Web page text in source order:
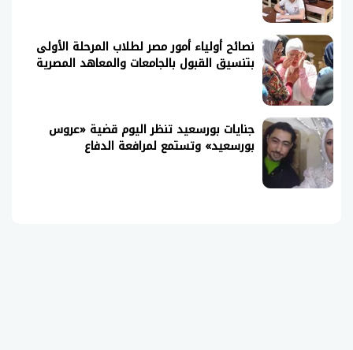
نصائح أولياء أمور مصر لطلاب المرحلة الأولى
بتنسيق القبول بالجامعات والمعاهد المصرية
جنايات بورسعيد تنظر اليوم قضية «عروس
بورسعيد» وتستمع لمرافعة الدفاع